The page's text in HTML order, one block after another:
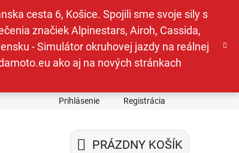
cesta 6, Košice. Spojili sme svoje sily s
značiek Alpinestars, Airoh, Cassida,
- Simulátor okruhovej jazdy na reálnej
ako aj na nových stránkach
Prihlásenie Registrácia
PRÁZDNY KOŠÍK